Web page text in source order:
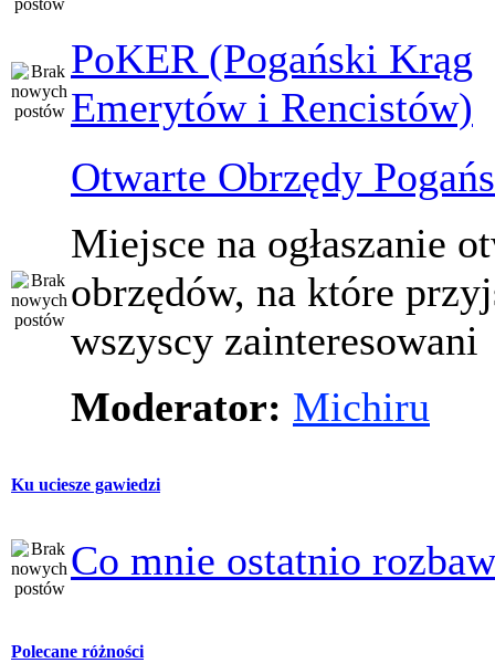
PoKER (Pogański Krąg
Emerytów i Rencistów)
Otwarte Obrzędy
Miejsce na ogłaszanie
obrzędów, na które
wszyscy zainteresowani
Moderator: Michiru
Ku uciesze gawiedzi
Co mnie ostatnio
Polecane różności